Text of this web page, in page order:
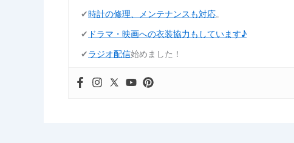
✔︎時計の修理、メンテナンスも対応。
✔︎ ドラマ・映画への衣装協力もしています♪
✔︎ラジオ配信始めました！